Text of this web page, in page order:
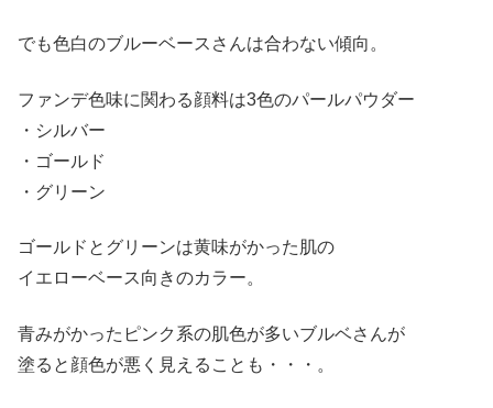
でも色白のブルーベースさんは合わない傾向。
ファンデ色味に関わる顔料は3色のパールパウダー
・シルバー
・ゴールド
・グリーン
ゴールドとグリーンは黄味がかった肌の
イエローベース向きのカラー。
青みがかったピンク系の肌色が多いブルベさんが
塗ると顔色が悪く見えることも・・・。